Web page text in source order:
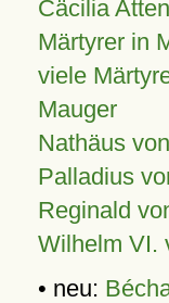
Cäcilia
Märtyrer in
viele
Mauger
Nathäus
Palladius
Reginald
Wilhelm VI.
• neu: